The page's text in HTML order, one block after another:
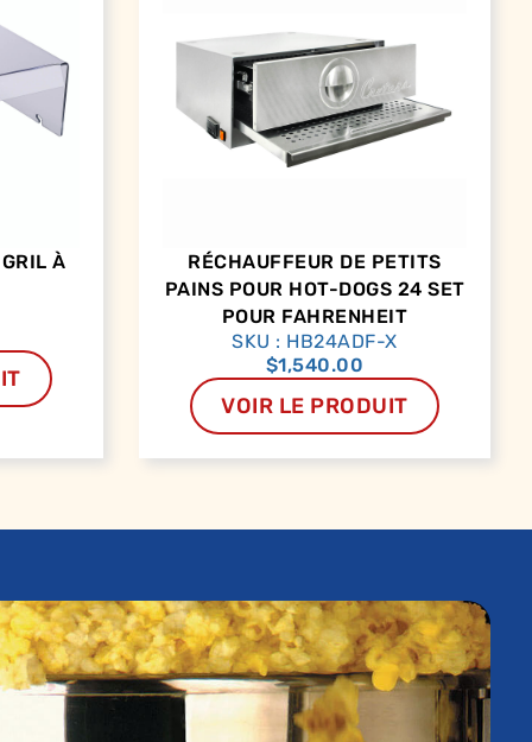
À
RÉCHAUFFEUR DE PETITS
PAINS POUR HOT-DOGS 24 SET
POUR FAHRENHEIT
SKU : HB24ADF-X
$1,540.00
VOIR LE PRODUIT